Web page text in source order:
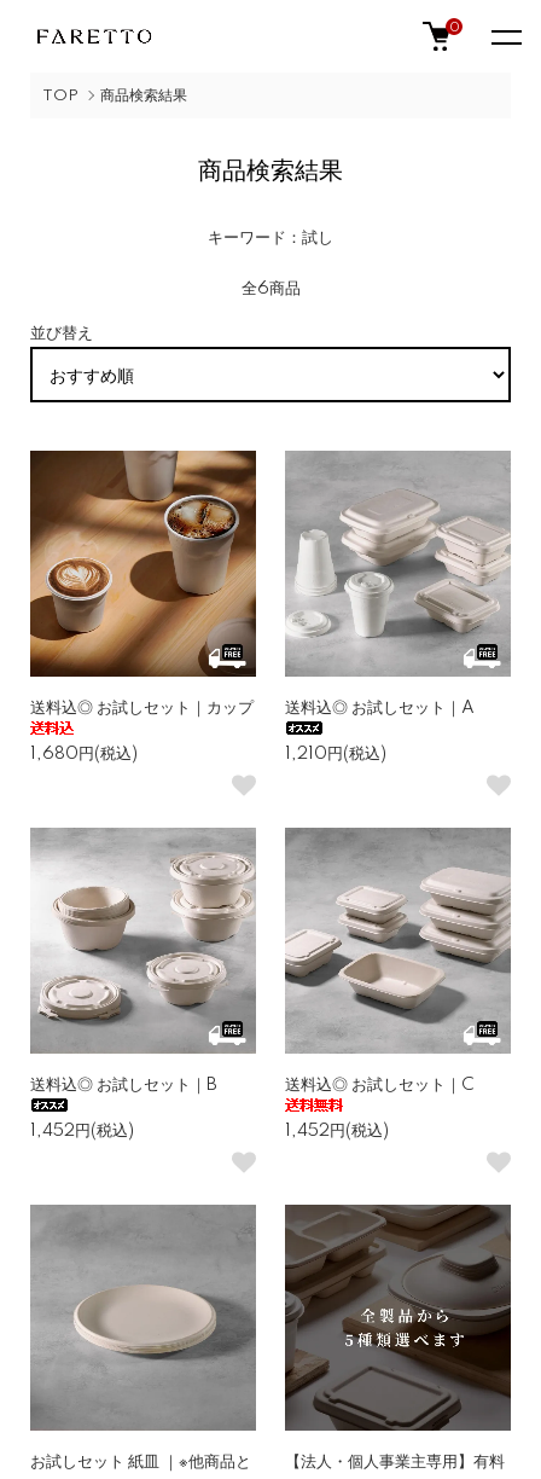
0
TOP 商品検索結果
商品検索結果
キーワード：試し
全6商品
並び替え
送料込◎ お試しセット｜カップ
1,680円(税込)
送料込◎ お試しセット｜A
1,210円(税込)
送料込◎ お試しセット｜B
1,452円(税込)
送料込◎ お試しセット｜C
1,452円(税込)
お試しセット 紙皿 ｜※他商品と
【法人・個人事業主専用】有料